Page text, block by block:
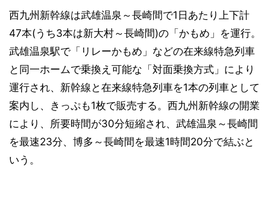
西九州新幹線は武雄温泉～長崎間で1日あたり上下計
47本(うち3本は新大村～長崎間)の「かもめ」を運行。
武雄温泉駅で「リレーかもめ」などの在来線特急列車
と同一ホームで乗換え可能な「対面乗換方式」により
運行され、新幹線と在来線特急列車を1本の列車として
案内し、きっぷも1枚で販売する。西九州新幹線の開業
により、所要時間が30分短縮され、武雄温泉～長崎間
を最速23分、博多～長崎間を最速1時間20分で結ぶと
いう。